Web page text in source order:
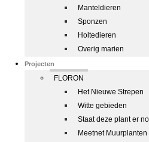
Manteldieren
Sponzen
Holtedieren
Overig marien
Projecten
FLORON
Het Nieuwe Strepen
Witte gebieden
Staat deze plant er
Meetnet Muurplanten